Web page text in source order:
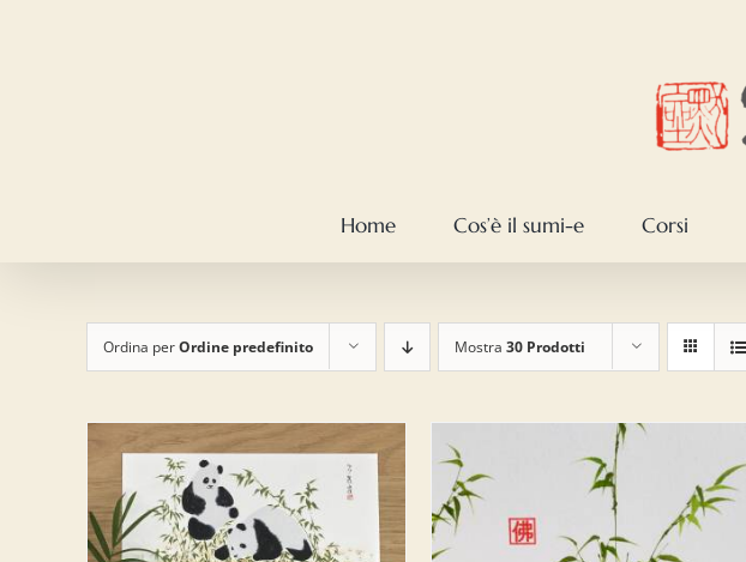
Home Cos’è il sumi-e Corsi
Ordina perOrdine predefinito Mostra 30 Prodotti